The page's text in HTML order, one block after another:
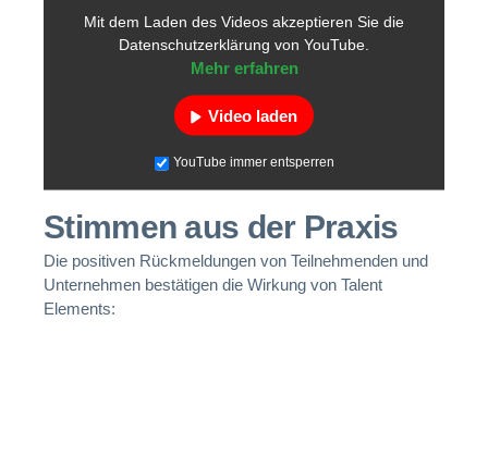
Mit dem Laden des Videos akzeptieren Sie die
Datenschutzerklärung von YouTube.
Mehr erfahren
Video laden
YouTube immer entsperren
Stimmen aus der Praxis
Die positiven Rückmeldungen von Teilnehmenden und
Unternehmen bestätigen die Wirkung von Talent
Elements: